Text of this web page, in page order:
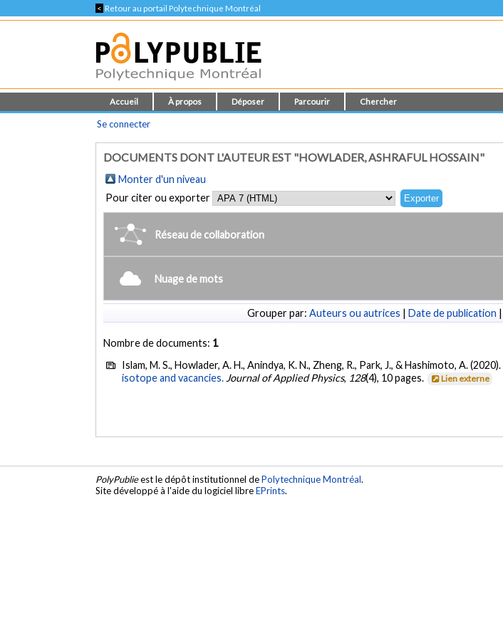
< Retour au portail Polytechnique Montréal
Accueil À propos Déposer Parcourir Chercher
Se connecter
DOCUMENTS DONT L'AUTEUR EST "HOWLADER, ASHRAFUL HOSSAIN"
Monter d'un niveau
Pour citer ou exporter
Réseau de collaboration
Nuage de mots
Grouper par: Auteurs ou autrices | Date de publication |
Nombre de documents: 1
Islam, M. S., Howlader, A. H., Anindya, K. N., Zheng, R., Park, J., & Hashimoto, A. (2020).
isotope and vacancies. Journal of Applied Physics, 128(4), 10 pages. Lien externe
PolyPublieest le dépôt institutionnel dePolytechnique Montréal.
Site développé à l'aide du logiciel libreEPrints.